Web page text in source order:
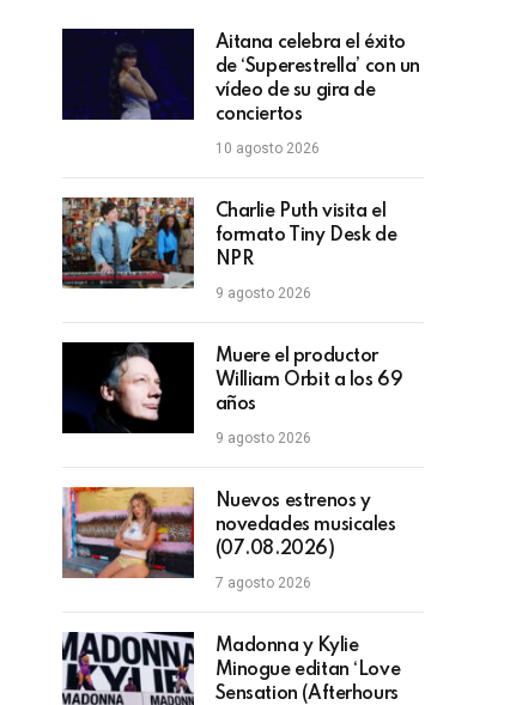
Aitana celebra el éxito
de ‘Superestrella’ con un
vídeo de su gira de
conciertos
10 agosto 2026
Charlie Puth visita el
formato Tiny Desk de
NPR
9 agosto 2026
Muere el productor
William Orbit a los 69
años
9 agosto 2026
Nuevos estrenos y
novedades musicales
(07.08.2026)
7 agosto 2026
Madonna y Kylie
Minogue editan ‘Love
Sensation (Afterhours